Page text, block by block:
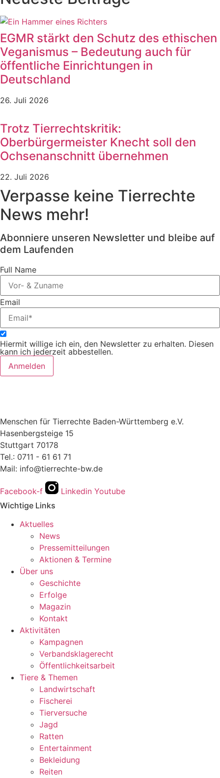
EGMR stärkt den Schutz des ethischen
Veganismus – Bedeutung auch für
öffentliche Einrichtungen in
Deutschland
26. Juli 2026
Trotz Tierrechtskritik:
Oberbürgermeister Knecht soll den
Ochsenanschnitt übernehmen
22. Juli 2026
Verpasse keine Tierrechte
News mehr!
Abonniere unseren Newsletter und bleibe auf
dem Laufenden
Full Name
Email
Hiermit willige ich ein, den Newsletter zu erhalten. Diesen
kann ich jederzeit abbestellen.
Anmelden
Menschen für Tierrechte Baden-Württemberg e.V.
Hasenbergsteige 15
Stuttgart 70178
Tel.: 0711 - 61 61 71
Mail: info@tierrechte-bw.de
Facebook-f Linkedin Youtube
Wichtige Links
Aktuelles
News
Pressemitteilungen
Aktionen & Termine
Über uns
Geschichte
Erfolge
Magazin
Kontakt
Aktivitäten
Kampagnen
Verbandsklagerecht
Öffentlichkeitsarbeit
Tiere & Themen
Landwirtschaft
Fischerei
Tierversuche
Jagd
Ratten
Entertainment
Bekleidung
Reiten